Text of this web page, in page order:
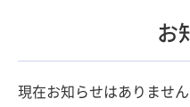
お
現在お知らせはありません